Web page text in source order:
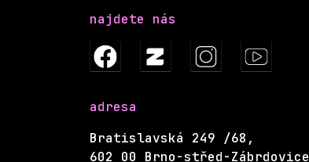
najdete nás
adresa
Bratislavská 249 /68,
602 00 Brno-střed-Zábrdovice